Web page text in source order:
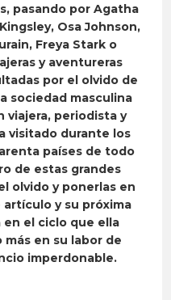
pasando por Agatha
Osa Johnson,
Freya Stark o
y aventureras
por el olvido de
sociedad masculina
viajera, periodista y
visitado durante los
países de todo
de estas grandes
olvido y ponerlas en
y su próxima
el ciclo que ella
más en su labor de
imperdonable.